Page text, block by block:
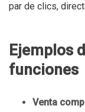
par de clics,
Ejemplos
funciones
Venta